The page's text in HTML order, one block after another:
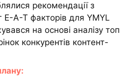
рекомендації з
A-T факторів для YMYL
на основі аналізу топ
конкурентів контент-